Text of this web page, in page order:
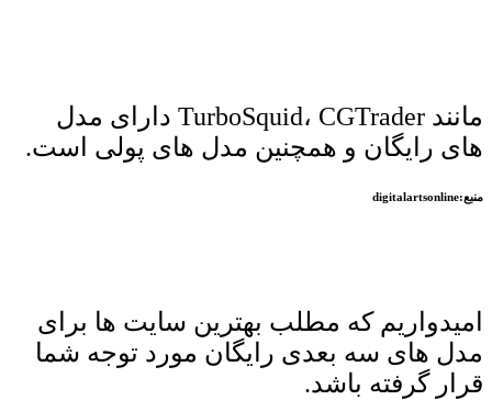
مانند TurboSquid، CGTrader دارای مدل
های رایگان و همچنین مدل های پولی است.
منبع:digitalartsonline
امیدواریم که مطلب بهترین سایت ها برای
مدل های سه بعدی رایگان مورد توجه شما
قرار گرفته باشد.